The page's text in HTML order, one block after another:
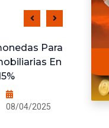
09/04/2025